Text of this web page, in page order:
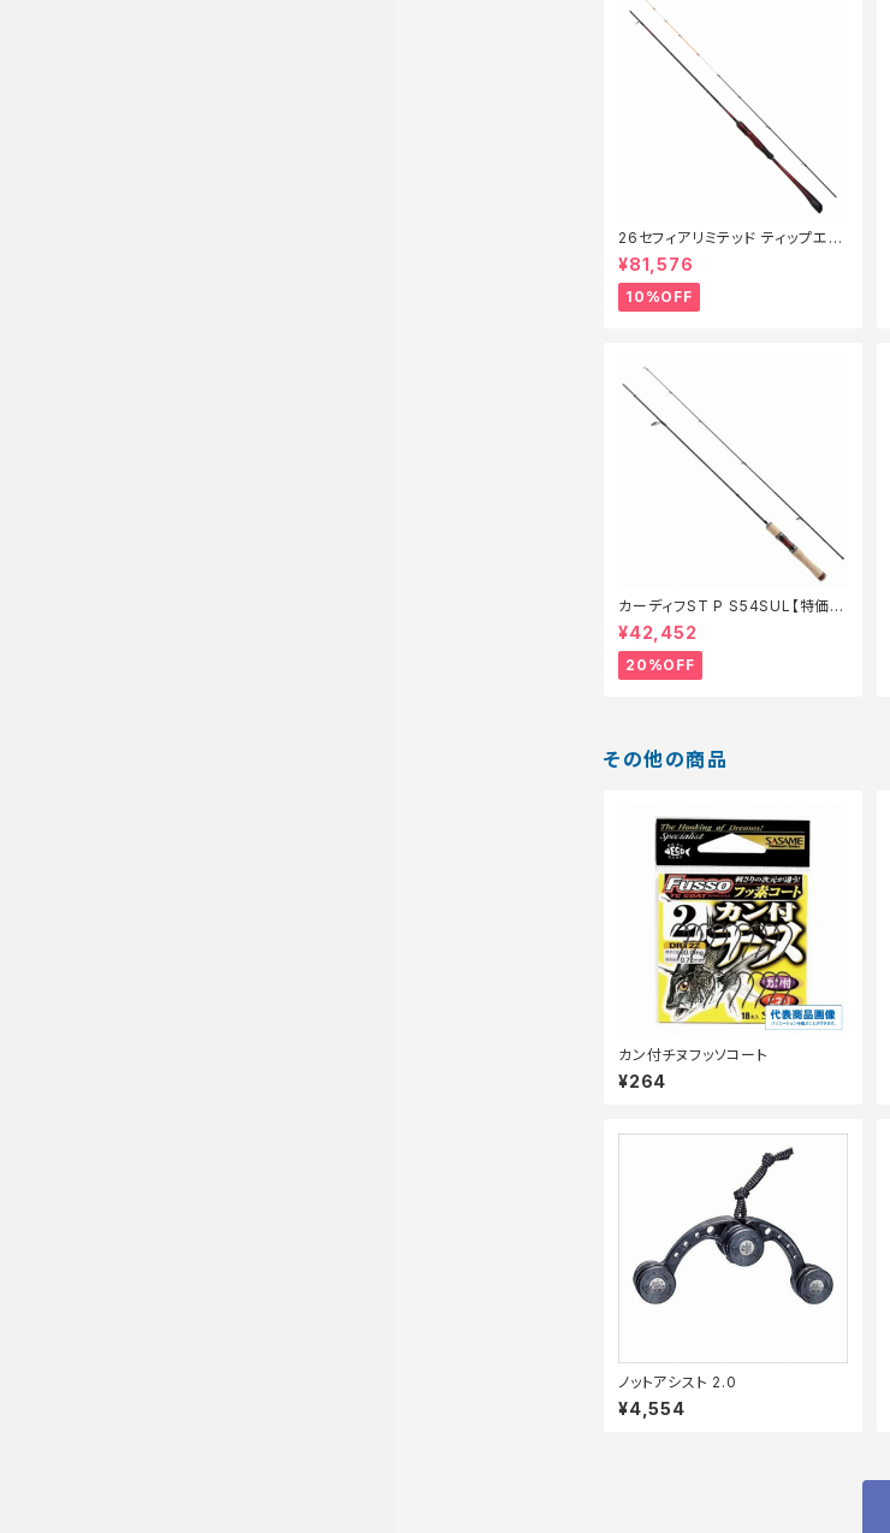
26セフィアリミテッド ティップエギ
ング S63ML+S【継続セール_ロッ
ド】【10】
¥81,576
10%OFF
カーディフST P S54SUL【特価ロ
ッド】【20】
¥42,452
20%OFF
その他の商品
カン付チヌフッソコート
¥264
ノットアシスト 2.0
¥4,554